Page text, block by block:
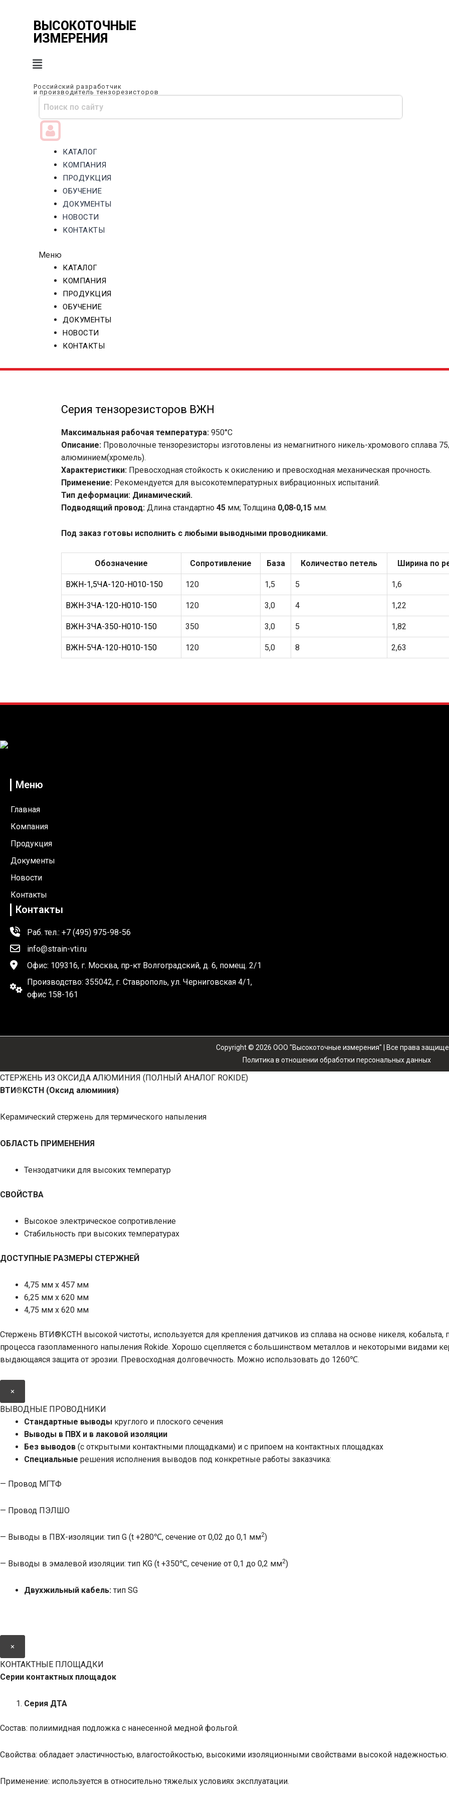
содержимомуВЫСОКОТОЧНЫЕ
ИЗМЕРЕНИЯ
Российский разработчик
и производитель тензорезисторов
КАТАЛОГ
КОМПАНИЯ
ПРОДУКЦИЯ
ОБУЧЕНИЕ
ДОКУМЕНТЫ
НОВОСТИ
КОНТАКТЫ
Меню
КАТАЛОГ
КОМПАНИЯ
ПРОДУКЦИЯ
ОБУЧЕНИЕ
ДОКУМЕНТЫ
НОВОСТИ
КОНТАКТЫ
Серия тензорезисторов ВЖН
Максимальная рабочая температура: 950°C
Описание: Проволочные тензорезисторы изготовлены из немагнитного никель-хромового сплава
алюминием(хромель).
Характеристики: Превосходная стойкость к окислению и превосходная механическая прочность.
Применение: Рекомендуется для высокотемпературных вибрационных испытаний.
Тип деформации: Динамический.
Подводящий провод: Длина стандартно 45 мм; Толщина 0,08-0,15 мм.
Под заказ готовы исполнить с любыми выводными проводниками.
Обозначение Сопротивление База Количество петель Ширина по
ВЖН-1,5ЧА-120-Н010-150 120 1,5 5 1,6
ВЖН-3ЧА-120-Н010-150 120 3,0 4 1,22
ВЖН-3ЧА-350-Н010-150 350 3,0 5 1,82
ВЖН-5ЧА-120-Н010-150 120 5,0 8 2,63
Меню
Главная
Компания
Продукция
Документы
Новости
Контакты
Контакты
Раб. тел.: +7 (495) 975-98-56
info@strain-vti.ru
Офис: 109316, г. Москва, пр-кт Волгоградский, д. 6, помещ. 2/1
Производство: 355042, г. Ставрополь, ул. Черниговская 4/1,
офис 158-161
Copyright © 2026 OOO "Высокоточные измерения" | Все права
Политика в отношении обработки персональных данных
СТЕРЖЕНЬ ИЗ ОКСИДА АЛЮМИНИЯ (ПОЛНЫЙ АНАЛОГ ROKIDE)
ВТИ®КСТН (Оксид алюминия)
Керамический стержень для термического напыления
ОБЛАСТЬ ПРИМЕНЕНИЯ
Тензодатчики для высоких температур
СВОЙСТВА
Высокое электрическое сопротивление
Стабильность при высоких температурах
ДОСТУПНЫЕ РАЗМЕРЫ СТЕРЖНЕЙ
4,75 мм x 457 мм
6,25 мм х 620 мм
4,75 мм х 620 мм
Стержень ВТИ®КСТН высокой чистоты, используется для крепления датчиков из сплава на основе никеля,
процесса газопламенного напыления Rokide. Хорошо сцепляется с большинством металлов и некоторыми видами
выдающаяся защита от эрозии. Превосходная долговечность. Можно использовать до 1260℃.
×
ВЫВОДНЫЕ ПРОВОДНИКИ
Стандартные выводы круглого и плоского сечения
Выводы в ПВХ и в лаковой изоляции
Без выводов (с открытыми контактными площадками) и с припоем на контактных площадках
Специальные решения исполнения выводов под конкретные работы заказчика:
— Провод МГТФ
— Провод ПЭЛШО
— Выводы в ПВХ-изоляции: тип G (t +280℃, сечение от 0,02 до 0,1 мм2)
— Выводы в эмалевой изоляции: тип KG (t +350℃, сечение от 0,1 до 0,2 мм2)
Двухжильный кабель: тип SG
×
КОНТАКТНЫЕ ПЛОЩАДКИ
Серии контактных площадок
Серия ДТА
Состав: полиимидная подложка с нанесенной медной фольгой.
Свойства: обладает эластичностью, влагостойкостью, высокими изоляционными свойствами высокой надежностью.
Применение: используется в относительно тяжелых условиях эксплуатации.